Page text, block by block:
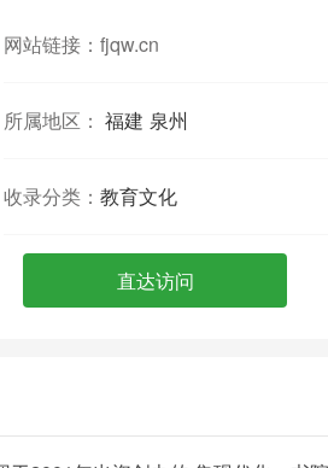
网站链接： fjqw.cn
所属地区： 福建 泉州
收录分类： 教育文化
直达访问